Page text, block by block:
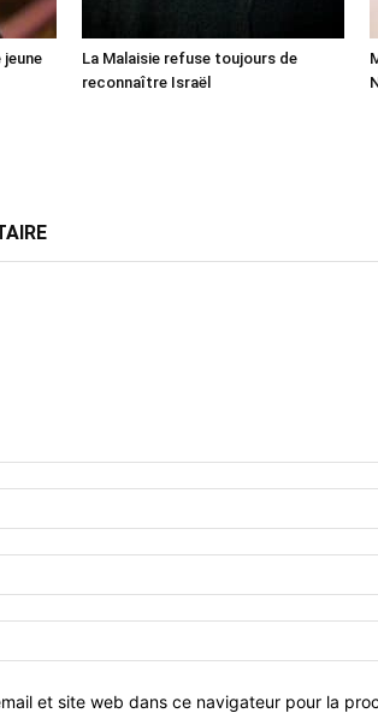
jeune
La Malaisie refuse toujours de
reconnaître Israël
et site web dans ce navigateur pour la